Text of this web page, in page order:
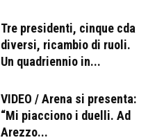
Tre presidenti, cinque cda
diversi, ricambio di ruoli.
Un quadriennio in...
VIDEO / Arena si presenta:
“Mi piacciono i duelli. Ad
Arezzo...